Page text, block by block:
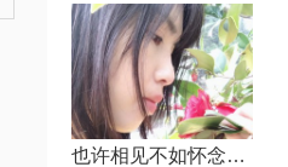
也许相见不如怀念预【原版伴奏】